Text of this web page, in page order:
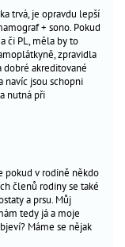
trvá, je opravdu lepší
+ sono. Pokud
či PL, měla by to
zpravidla
dobré akreditované
navíc jsou schopni
nutná při
pokud v rodině někdo
členů rodiny se také
a prsu. Můj
tedy já a moje
Máme se nějak